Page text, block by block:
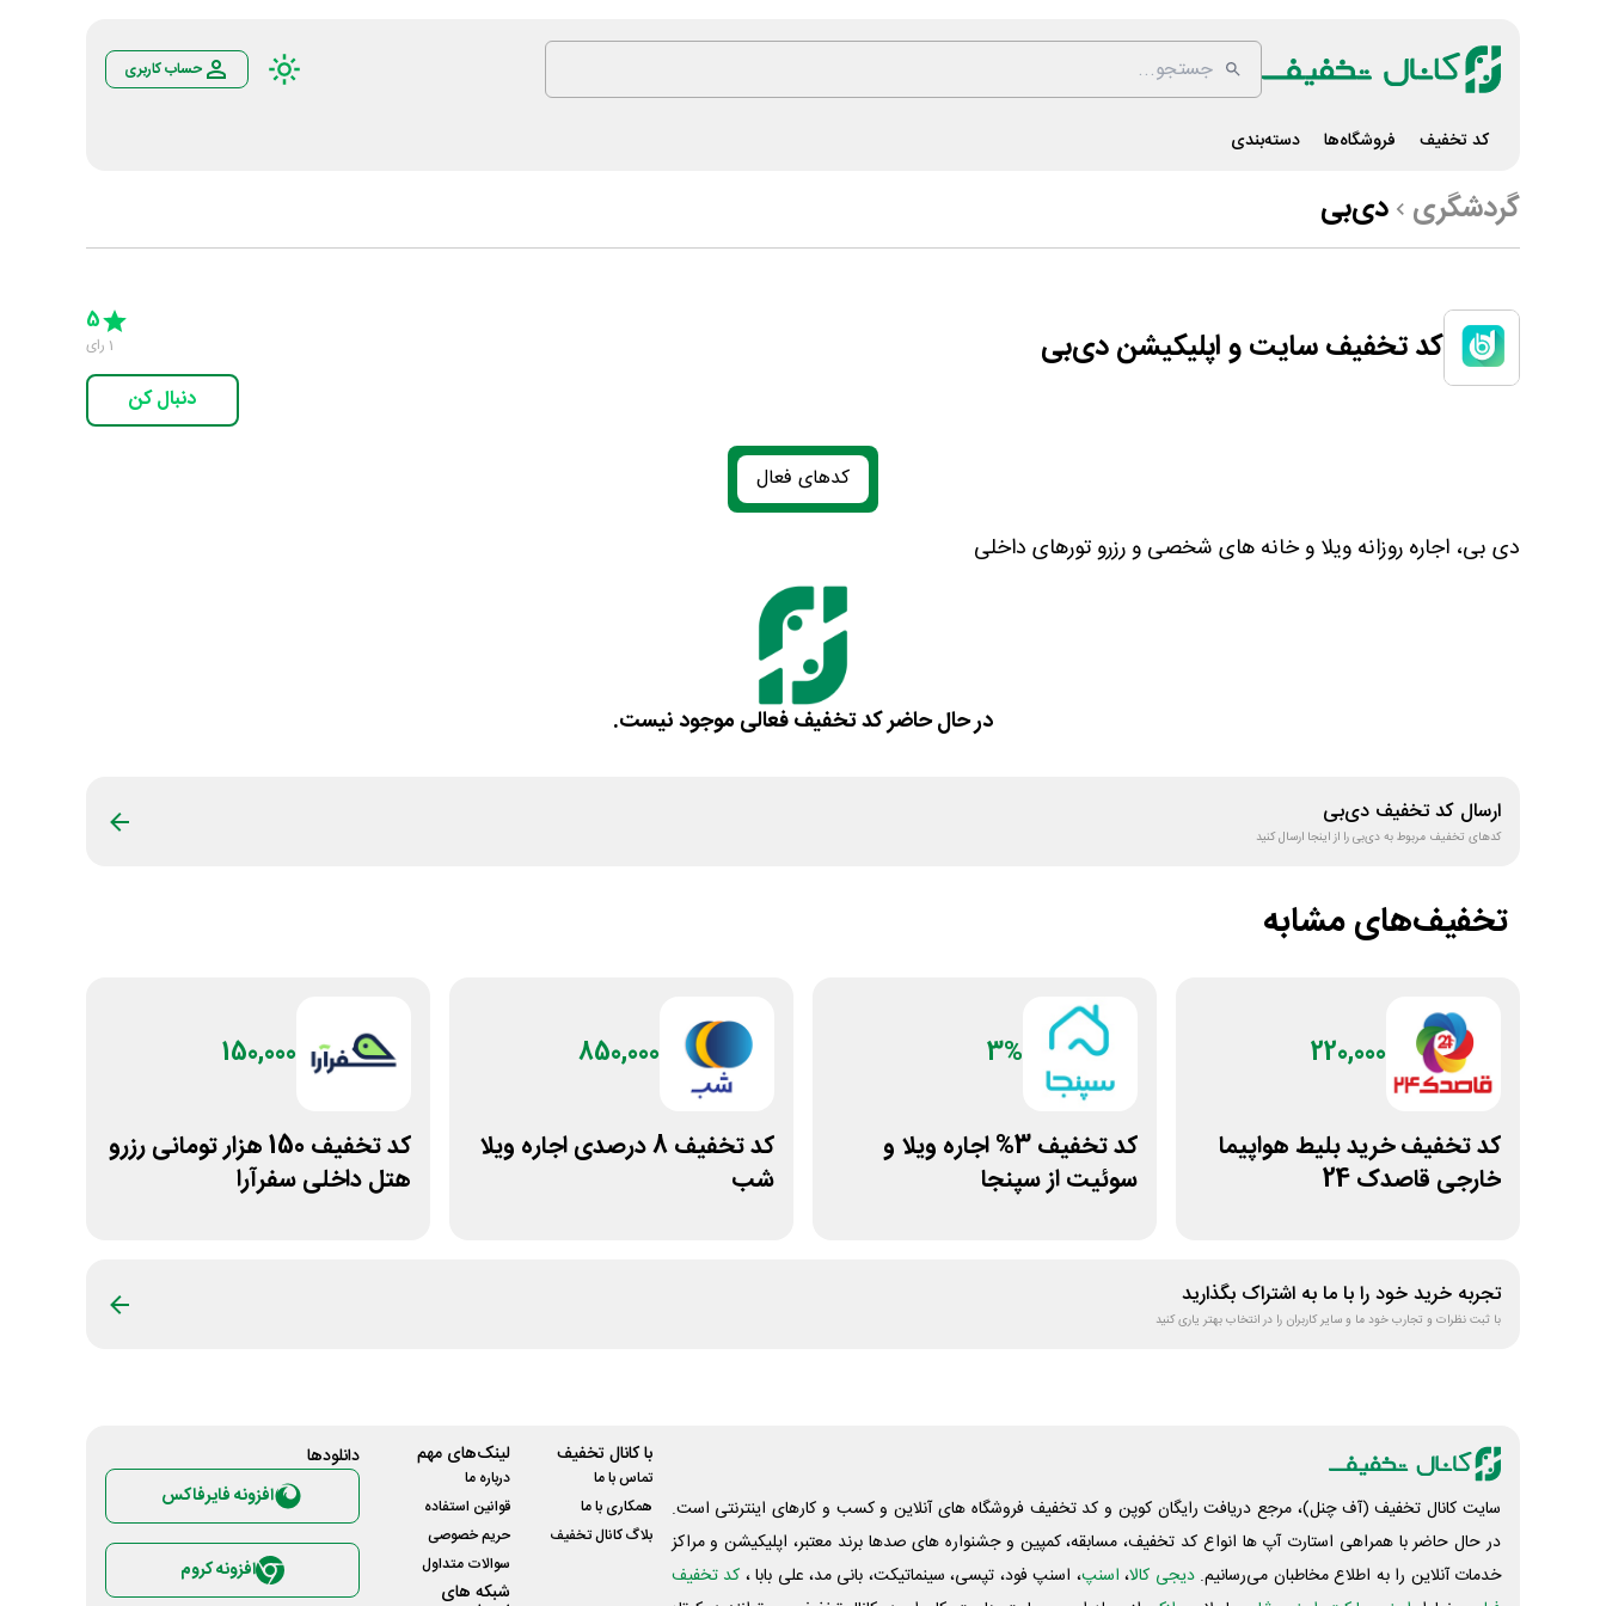
حساب کاربری
کد تخفیف فروشگاه‌ها دسته‌بندی
گردشگری دی‌بی
کد تخفیف سایت و اپلیکیشن دی‌بی
5 Stars
5
1 رای
دنبال کن
کدهای فعال
دی بی، اجاره روزانه ویلا و خانه های شخصی و رزرو تورهای داخلی
در حال حاضر کد تخفیف فعالی موجود نیست.
ارسال کد تخفیف دی‌بی
کدهای تخفیف مربوط بهدی‌بیرا از اینجا ارسال کنید
تخفیف‌های مشابه
220,000
کد تخفیف خرید بلیط هواپیما
خارجی قاصدک 24
3%
کد تخفیف 3% اجاره ویلا و
سوئیت از سپنجا
850,000
کد تخفیف 8 درصدی اجاره ویلا
شب
150,000
کد تخفیف 150 هزار تومانی رزرو
هتل داخلی سفرآرا
تجربه خرید خود را با ما به اشتراک بگذارید
با ثبت نظرات و تجارب خود ما و سایر کاربران را در انتخاب بهتر یاری کنید
سایت کانال تخفیف (آف چنل)، مرجع دریافت رایگان کوپن و کد تخفیف فروشگاه های آنلاین و کسب و‌ کارهای اینترنتی است.
در حال حاضر با همراهی استارت آپ ها انواع کد تخفیف، مسابقه، کمپین و جشنواره های صدها برند معتبر، اپلیکیشن و مراکز
خدمات آنلاین را به اطلاع مخاطبان می‌رسانیم. دیجی کالا، اسنپ، اسنپ فود، تپسی، سینماتیکت، بانی مد، علی‌ بابا ، کد تخفیف
با کانال تخفیف
تماس با ما
همکاری با ما
بلاگ کانال تخفیف
لینک‌های مهم
درباره ما
قوانین استفاده
حریم خصوصی
سوالات متداول
شبکه های
دانلود‌ها
افزونه فایرفاکس
افزونه کروم